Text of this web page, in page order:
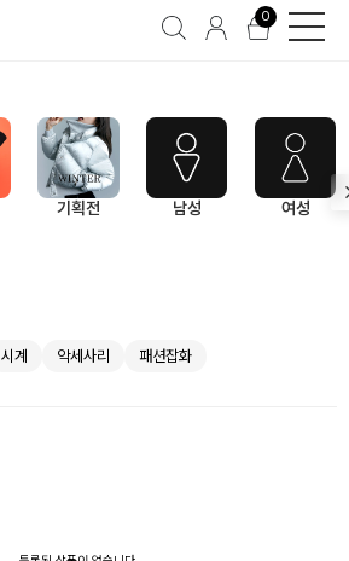
0
스트릿패션 가방
기획전 남성 여성
시계 악세사리 패션잡화